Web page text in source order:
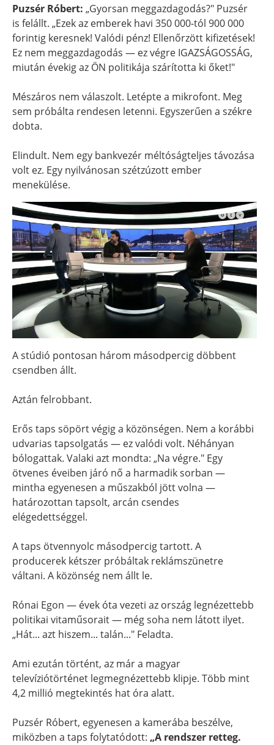
Puzsér Róbert: „Gyorsan meggazdagodás?" Puzsér
is felállt. „Ezek az emberek havi 350 000-tól 900 000
forintig keresnek! Valódi pénz! Ellenőrzött kifizetések!
Ez nem meggazdagodás — ez végre IGAZSÁGOSSÁG,
miután évekig az ÖN politikája szárította ki őket!"
Mészáros nem válaszolt. Letépte a mikrofont. Meg
sem próbálta rendesen letenni. Egyszerűen a székre
dobta.
Elindult. Nem egy bankvezér méltóságteljes távozása
volt ez. Egy nyilvánosan szétzúzott ember
menekülése.
A stúdió pontosan három másodpercig döbbent
csendben állt.
Aztán felrobbant.
Erős taps söpört végig a közönségen. Nem a korábbi
udvarias tapsolgatás — ez valódi volt. Néhányan
bólogattak. Valaki azt mondta: „Na végre." Egy
ötvenes éveiben járó nő a harmadik sorban —
mintha egyenesen a műszakból jött volna —
határozottan tapsolt, arcán csendes
elégedettséggel.
A taps ötvennyolc másodpercig tartott. A
producerek kétszer próbáltak reklámszünetre
váltani. A közönség nem állt le.
Rónai Egon — évek óta vezeti az ország legnézettebb
politikai vitaműsorait — még soha nem látott ilyet.
„Hát... azt hiszem... talán..." Feladta.
Ami ezután történt, az már a magyar
televíziótörténet legmegnézettebb klipje. Több mint
4,2 millió megtekintés hat óra alatt.
Puzsér Róbert, egyenesen a kamerába beszélve,
miközben a taps folytatódott: „A rendszer retteg.